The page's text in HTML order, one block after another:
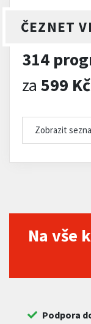
ČEZNET
314
za 599
Zobrazit
Na vše
Podpora